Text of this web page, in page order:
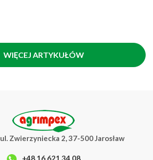
WIĘCEJ ARTYKUŁÓW
ul. Zwierzyniecka 2, 37-500 Jarosław
+48 16 621 34 08